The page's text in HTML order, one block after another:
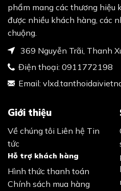
phẩm mang các thương hiệu
được nhiều khách hàng, các
chuộng.
369 Nguyễn Trãi, Thanh
Điện thoại: 0911772198
Email:
Giới thiệu
Về chúng tôi Liên hệ Tin
tức
Hỗ trợ khách hàng
Hình thức thanh toán
Chính sách mua hàng